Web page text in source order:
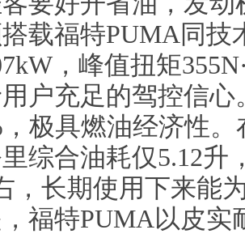
载福特PUMA同技
，峰值扭矩
户充足的驾控信
极具燃油经济性
综合油耗仅5.12升
，长期使用下来能
福特PUMA以皮实